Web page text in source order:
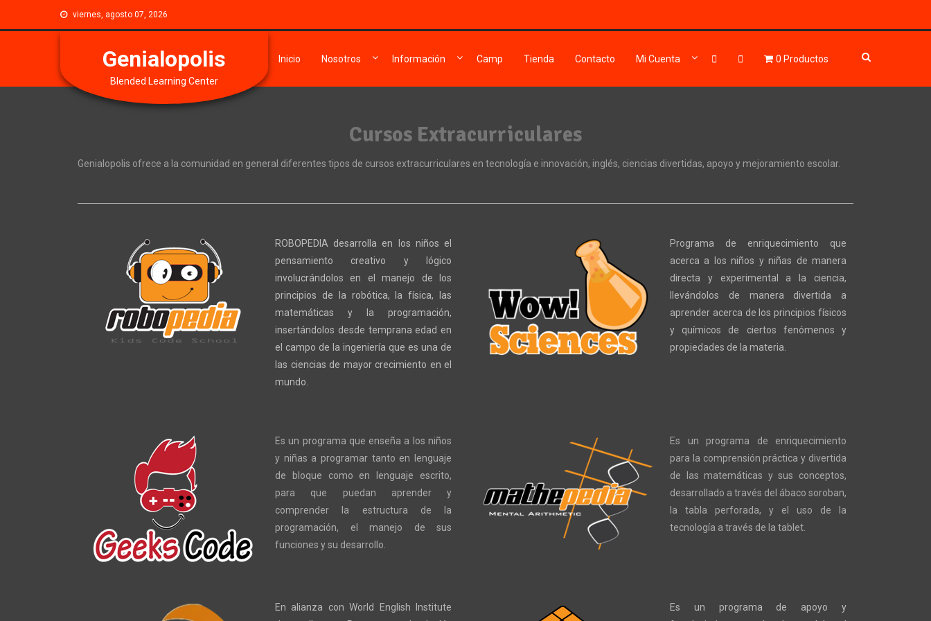
viernes, agosto 07, 2026
Genialopolis
Blended Learning Center
Inicio Nosotros Información Camp Tienda Contacto Mi Cuenta 0 Productos
Cursos Extracurriculares
Genialopolis ofrece a la comunidad en general diferentes tipos de cursos extracurriculares en tecnología e innovación, inglés, ciencias divertidas, apoyo y mejoramiento escolar.
ROBOPEDIA desarrolla en los niños el
pensamiento creativo y lógico
involucrándolos en el manejo de los
principios de la robótica, la física, las
matemáticas y la programación,
insertándolos desde temprana edad en
el campo de la ingeniería que es una de
las ciencias de mayor crecimiento en el
mundo.
Programa de enriquecimiento que
acerca a los niños y niñas de manera
directa y experimental a la ciencia,
llevándolos de manera divertida a
aprender acerca de los principios físicos
y químicos de ciertos fenómenos y
propiedades de la materia.
Es un programa que enseña a los niños
y niñas a programar tanto en lenguaje
de bloque como en lenguaje escrito,
para que puedan aprender y
comprender la estructura de la
programación, el manejo de sus
funciones y su desarrollo.
Es un programa de enriquecimiento
para la comprensión práctica y divertida
de las matemáticas y sus conceptos,
desarrollado a través del ábaco soroban,
la tabla perforada, y el uso de la
tecnología a través de la tablet.
En alianza con World English Institute
Es un programa de apoyo y